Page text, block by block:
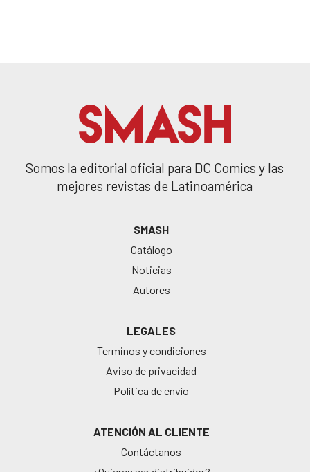
Somos la editorial oficial para DC Comics y las
mejores revistas de Latinoamérica
SMASH
Catálogo
Noticias
Autores
LEGALES
Terminos y condiciones
Aviso de privacidad
Política de envío
ATENCIÓN AL CLIENTE
Contáctanos